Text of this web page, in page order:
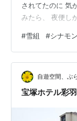
されてたのに 気
みたら、 夜便し
いのさ♪』と 飛
線を予約。 ヒィ
征の時はいかに
れをヅカ&懸賞友
はまにこさんお
#雪組 #シナモ
自遊空間、ぶ
宝塚ホテル彩